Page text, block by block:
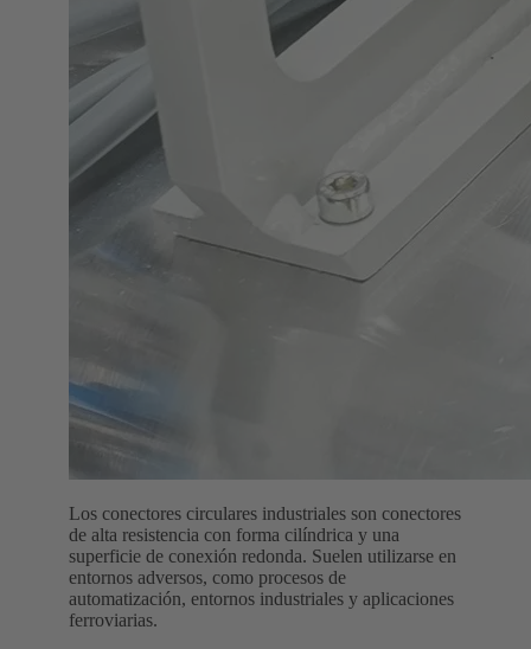
Los conectores circulares industriales son conectores
de alta resistencia con forma cilíndrica y una
superficie de conexión redonda. Suelen utilizarse en
entornos adversos, como procesos de
automatización, entornos industriales y aplicaciones
ferroviarias.